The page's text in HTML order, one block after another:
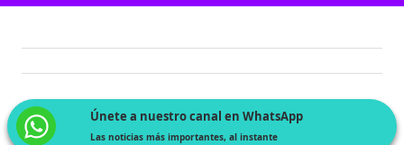
Únete a nuestro canal en WhatsApp
Las noticias más importantes, al instante